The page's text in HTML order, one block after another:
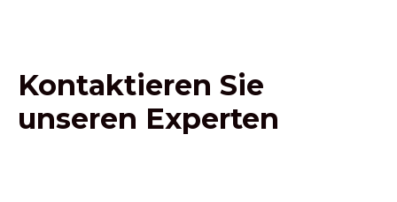
Kontaktieren Sie
unseren Experten